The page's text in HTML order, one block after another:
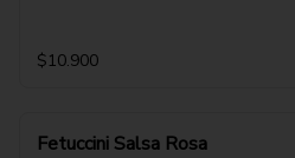
$10.900
Fetuccini Salsa Rosa